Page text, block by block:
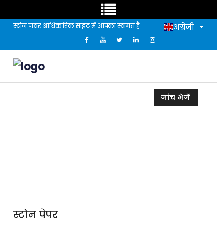
स्टोन पावर आधिकारिक साइट में आपका स्वागत है अंग्रेज़ी
जांच भेजें
स्टोन पेपर